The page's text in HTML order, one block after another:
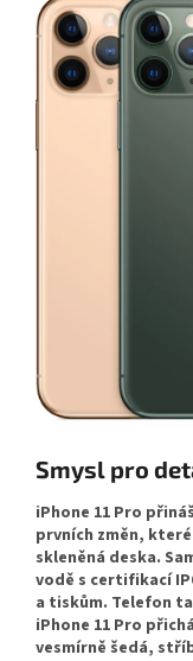
Smysl pro
iPhone 11 Pro
prvních změn,
skleněná deska.
vodě s certifikací
a tiskům. Telefon
iPhone 11 Pro
vesmírně šedá,